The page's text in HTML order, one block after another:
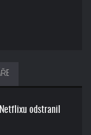
odstranil